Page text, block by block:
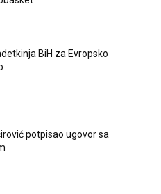
BiH za Evropsko
potpisao ugovor sa